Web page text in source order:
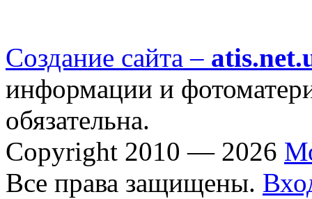
Создание сайта –
информации и
обязательна.
Copyright 2010 — 2026
Все права защищены.